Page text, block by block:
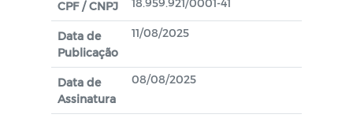
CPF / CNPJ
18.959.921/0001-41
Data de
Publicação
11/08/2025
Data de
Assinatura
08/08/2025